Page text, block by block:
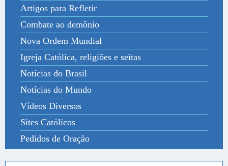
Artigos para Refletir
Combate ao demônio
Nova Ordem Mundial
Igreja Católica, religiões e seitas
Notícias do Brasil
Notícias do Mundo
Vídeos Diversos
Sites Católicos
Pedidos de Oração